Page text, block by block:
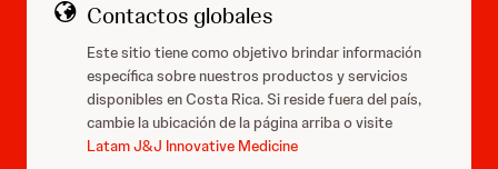
Contactos globales
Este sitio tiene como objetivo brindar información
específica sobre nuestros productos y servicios
disponibles en Costa Rica. Si reside fuera del país,
cambie la ubicación de la página arriba o visite
Latam J&J Innovative Medicine